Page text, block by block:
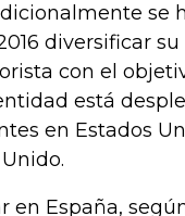
se
diversificar
con el
está
en Estados
en España,